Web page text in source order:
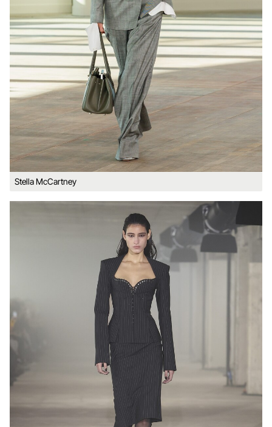
Stella McCartney